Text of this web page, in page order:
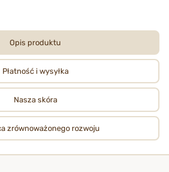
Opis produktu
Płatność i wysyłka
Nasza skóra
zrównoważonego rozwoju